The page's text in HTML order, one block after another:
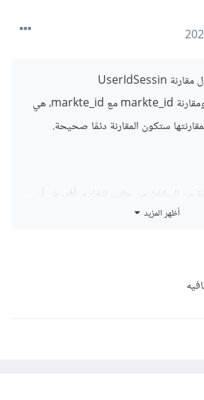
في السطر الأول، تحاول مقارنة UserIdSessin
مع UserIdSessin ومقارنة markte_id مع markte_id، هي
ستكون المقارنة دئمًا صحيحة.
البيانات من جانب الخادم، أفترض أن
مثلًا وتقوم بإحضارها من قاعدة البيانات
أظهر المزيد